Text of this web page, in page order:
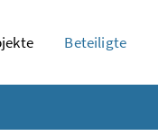
Beteiligte